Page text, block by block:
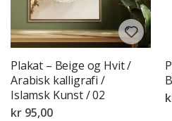
Plakat – Beige og Hvit /
Arabisk kalligrafi /
Islamsk Kunst / 02
kr 95,00